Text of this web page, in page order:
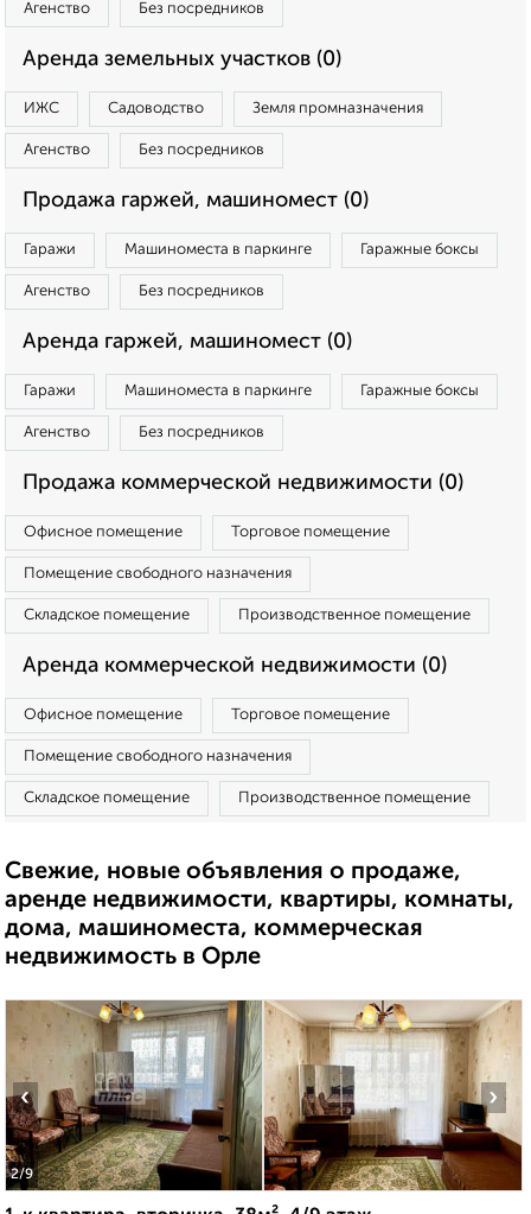
Агенство Без посредников
Аренда земельных участков (0)
ИЖС Садоводство Земля промназначения
Агенство Без посредников
Продажа гаржей, машиномест (0)
Гаражи Машиноместа в паркинге Гаражные боксы
Агенство Без посредников
Аренда гаржей, машиномест (0)
Гаражи Машиноместа в паркинге Гаражные боксы
Агенство Без посредников
Продажа коммерческой недвижимости (0)
Офисное помещение Торговое помещение
Помещение свободного назначения
Складское помещение Производственное помещение
Аренда коммерческой недвижимости (0)
Офисное помещение Торговое помещение
Помещение свободного назначения
Складское помещение Производственное помещение
Свежие, новые объявления о продаже,
аренде недвижимости, квартиры, комнаты,
дома, машиноместа, коммерческая
недвижимость в Орле
2/9
‹ ›